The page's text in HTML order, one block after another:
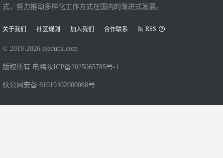
式，努力推动多样化工作方式在国内的渐进式发展。
关于我们 社区规则 加入我们 合作联系 RSS
© 2019-2026 eleduck.com
版权所有 电鸭 陕ICP备2025065785号-1
陕公网安备 61019402000068号